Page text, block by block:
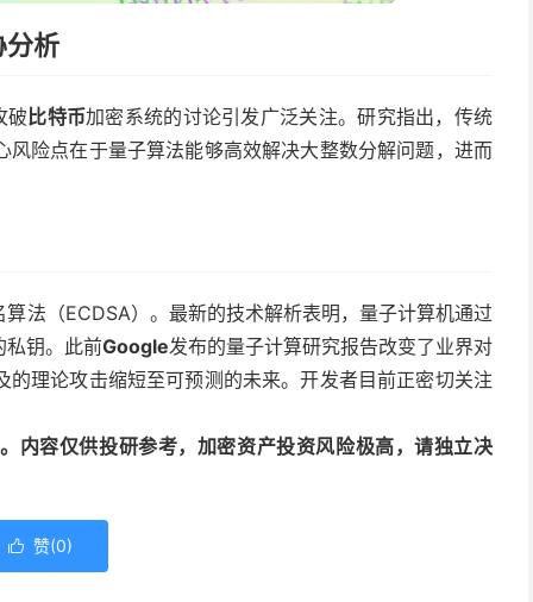
分析
破比特币加密系统的讨论引发广泛关注。研究指出，传统
险点在于量子算法能够高效解决大整数分解问题，进而
法（ECDSA）。最新的技术解析表明，量子计算机通过
私钥。此前Google发布的量子计算研究报告改变了业界对
理论攻击缩短至可预测的未来。开发者目前正密切关注
内容仅供投研参考，加密资产投资风险极高，请独立决
 赞(0)